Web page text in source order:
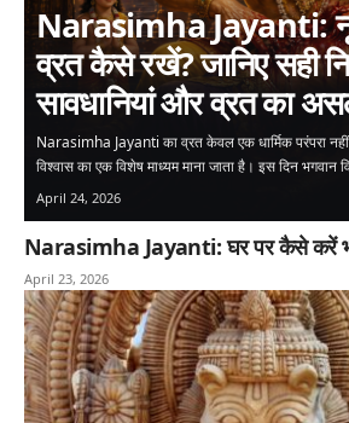
Narasimha Jayanti:
व्रत कैसे रखें? जानिए सही
सावधानियां और व्रत का
Narasimha Jayanti का व्रत केवल एक धार्मिक परंपरा
विश्वास का एक विशेष माध्यम माना जाता है। इस दिन भगवान
April 24, 2026
Narasimha Jayanti: घर पर कैसे करें
April 23, 2026